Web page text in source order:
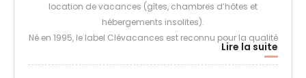
location de vacances (gîtes, chambres d’hôtes et
hébergements insolites).
Né en 1995, le label Clévacances est reconnu pour la qualité
Lire la suite